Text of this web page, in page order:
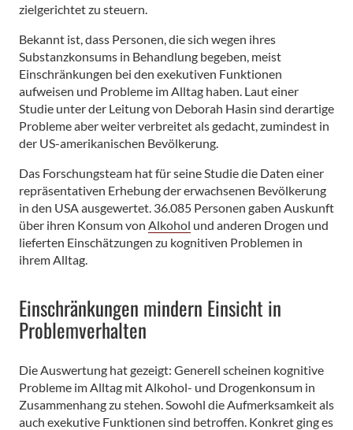
zielgerichtet zu steuern.
Bekannt ist, dass Personen, die sich wegen ihres
Substanzkonsums in Behandlung begeben, meist
Einschränkungen bei den exekutiven Funktionen
aufweisen und Probleme im Alltag haben. Laut einer
Studie unter der Leitung von Deborah Hasin sind derartige
Probleme aber weiter verbreitet als gedacht, zumindest in
der US-amerikanischen Bevölkerung.
Das Forschungsteam hat für seine Studie die Daten einer
repräsentativen Erhebung der erwachsenen Bevölkerung
in den USA ausgewertet. 36.085 Personen gaben Auskunft
über ihren Konsum von Alkohol und anderen Drogen und
lieferten Einschätzungen zu kognitiven Problemen in
ihrem Alltag.
Einschränkungen mindern Einsicht in
Problemverhalten
Die Auswertung hat gezeigt: Generell scheinen kognitive
Probleme im Alltag mit Alkohol- und Drogenkonsum in
Zusammenhang zu stehen. Sowohl die Aufmerksamkeit als
auch exekutive Funktionen sind betroffen. Konkret ging es